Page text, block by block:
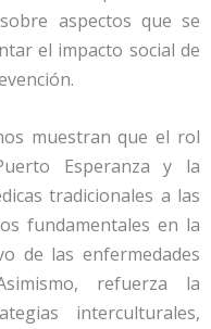
aspectos que se
el impacto social de
muestran que el rol
Esperanza y la
tradicionales a las
fundamentales en la
de las enfermedades
refuerza la
interculturales,